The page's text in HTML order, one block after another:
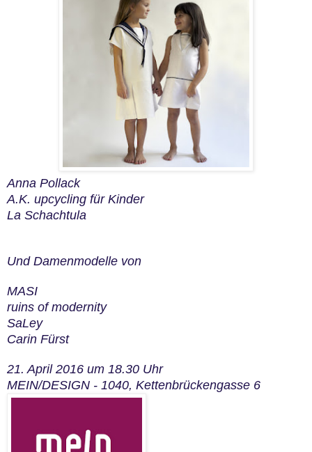
Anna Pollack
A.K. upcycling für Kinder
La Schachtula
Und Damenmodelle von
MASI
ruins of modernity
SaLey
Carin Fürst
21. April 2016 um 18.30 Uhr
MEIN/DESIGN - 1040, Kettenbrückengasse 6